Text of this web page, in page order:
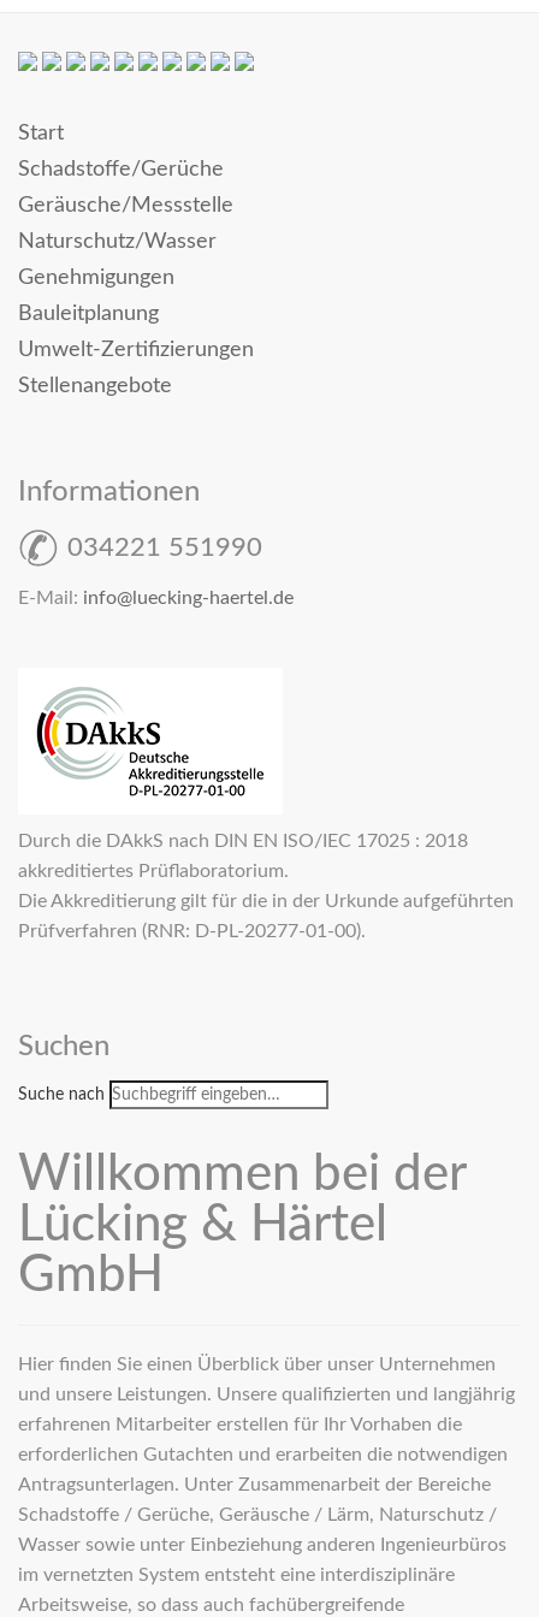
Start
Schadstoffe/Gerüche
Geräusche/Messstelle
Naturschutz/Wasser
Genehmigungen
Bauleitplanung
Umwelt-Zertifizierungen
Stellenangebote
Informationen
034221 551990
E-Mail: info@luecking-haertel.de
Durch die DAkkS nach DIN EN ISO/IEC 17025 : 2018
akkreditiertes Prüflaboratorium.
Die Akkreditierung gilt für die in der Urkunde aufgeführten
Prüfverfahren (RNR: D-PL-20277-01-00).
Suchen
Suche nach
Willkommen bei der
Lücking & Härtel
GmbH
Hier finden Sie einen Überblick über unser Unternehmen
und unsere Leistungen. Unsere qualifizierten und langjährig
erfahrenen Mitarbeiter erstellen für Ihr Vorhaben die
erforderlichen Gutachten und erarbeiten die notwendigen
Antragsunterlagen. Unter Zusammenarbeit der Bereiche
Schadstoffe / Gerüche, Geräusche / Lärm, Naturschutz /
Wasser sowie unter Einbeziehung anderen Ingenieurbüros
im vernetzten System entsteht eine interdisziplinäre
Arbeitsweise, so dass auch fachübergreifende